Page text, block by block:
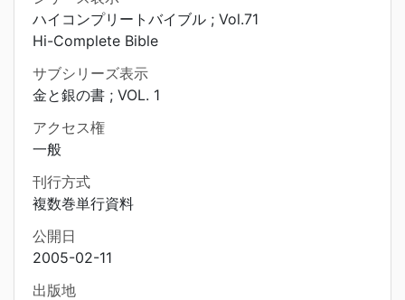
ハイコンプリートバイブル ; Vol.71
Hi-Complete Bible
サブシリーズ表示
金と銀の書 ; VOL. 1
アクセス権
一般
刊行方式
複数巻単行資料
公開日
2005-02-11
出版地